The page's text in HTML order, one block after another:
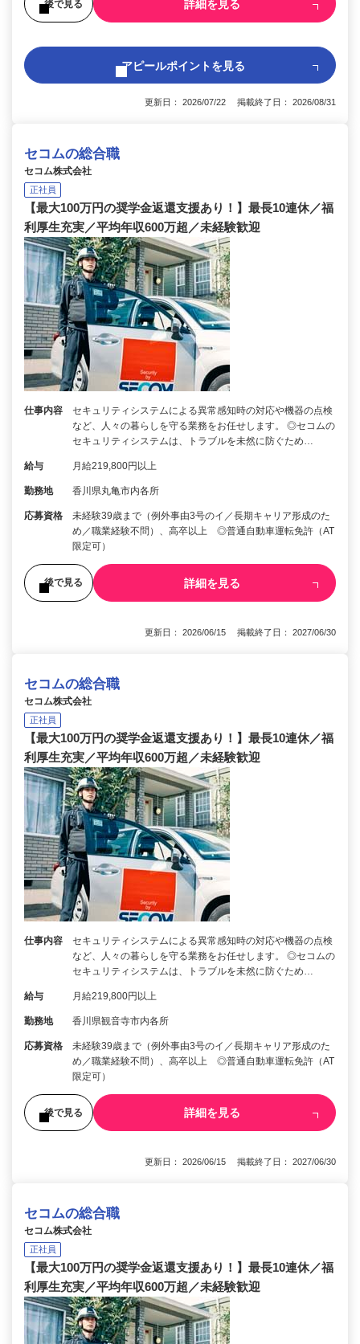
後で見る 詳細を見る
アピールポイントを見る
更新日： 2026/07/22 掲載終了日： 2026/08/31
セコムの総合職
セコム株式会社
正社員
【最大100万円の奨学金返還支援あり！】最長10連休／福
利厚生充実／平均年収600万超／未経験歓迎
仕事内容
セキュリティシステムによる異常感知時の対応や機器の点検
など、人々の暮らしを守る業務をお任せします。 ◎セコムの
セキュリティシステムは、トラブルを未然に防ぐため…
給与 月給219,800円以上
勤務地 香川県丸亀市内各所
応募資格
未経験39歳まで（例外事由3号のイ／長期キャリア形成のた
め／職業経験不問）、高卒以上 ◎普通自動車運転免許（AT
限定可）
後で見る 詳細を見る
更新日： 2026/06/15 掲載終了日： 2027/06/30
セコムの総合職
セコム株式会社
正社員
【最大100万円の奨学金返還支援あり！】最長10連休／福
利厚生充実／平均年収600万超／未経験歓迎
仕事内容
セキュリティシステムによる異常感知時の対応や機器の点検
など、人々の暮らしを守る業務をお任せします。 ◎セコムの
セキュリティシステムは、トラブルを未然に防ぐため…
給与 月給219,800円以上
勤務地 香川県観音寺市内各所
応募資格
未経験39歳まで（例外事由3号のイ／長期キャリア形成のた
め／職業経験不問）、高卒以上 ◎普通自動車運転免許（AT
限定可）
後で見る 詳細を見る
更新日： 2026/06/15 掲載終了日： 2027/06/30
セコムの総合職
セコム株式会社
正社員
【最大100万円の奨学金返還支援あり！】最長10連休／福
利厚生充実／平均年収600万超／未経験歓迎